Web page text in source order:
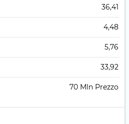
36,41
4,48
5,76
33,92
70 Mln Prezzo